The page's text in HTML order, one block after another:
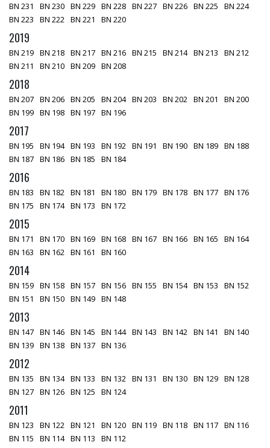
BN 231 BN 230 BN 229 BN 228 BN 227 BN 226 BN 225
BN 224
BN 223
BN 222 BN 221 BN 220
2019
BN 219 BN 218 BN 217 BN 216 BN 215 BN 214 BN 213
BN 212
BN 211
BN 210 BN 209 BN 208
2018
BN 207 BN 206 BN 205 BN 204 BN 203 BN 202 BN 201
BN 200
BN 199 BN 198 BN 197 BN 196
2017
BN 195 BN 194 BN 193 BN 192 BN 191 BN 190 BN 189 BN 188
BN 187 BN 186 BN 185 BN 184
2016
BN 183 BN 182 BN 181 BN 180 BN 179 BN 178 BN 177 BN 176
BN 175
BN 174 BN 173 BN 172
2015
BN 171 BN 170 BN 169 BN 168 BN 167 BN 166 BN 165
BN 164
BN 163
BN 162 BN 161 BN 160
2014
BN 159 BN 158 BN 157 BN 156 BN 155 BN 154 BN 153
BN 152
BN 151
BN 150 BN 149 BN 148
2013
BN 147 BN 146 BN 145 BN 144 BN 143 BN 142 BN 141
BN 140
BN 139 BN 138 BN 137 BN 136
2012
BN 135 BN 134 BN 133 BN 132 BN 131 BN 130 BN 129 BN 128
BN 127 BN 126 BN 125 BN 124
2011
BN 123 BN 122 BN 121 BN 120 BN 119 BN 118 BN 117 BN 116
BN 115
BN 114 BN 113 BN 112